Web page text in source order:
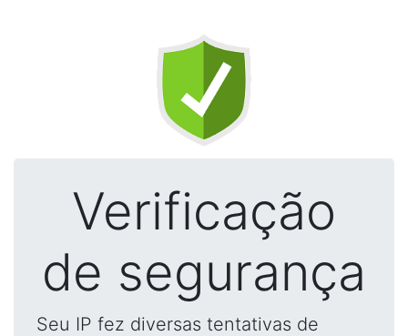
Verificação
de segurança
Seu IP fez diversas tentativas de